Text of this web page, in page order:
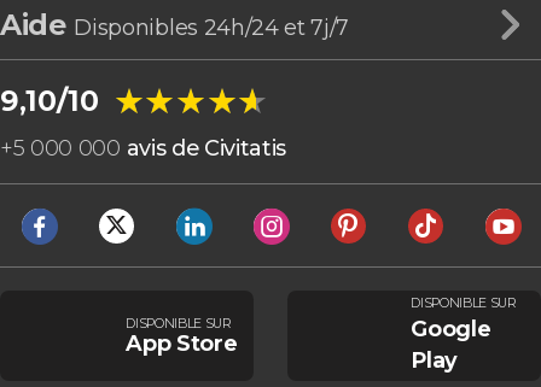
Aide Disponibles 24h/24 et 7j/7
9,10/10 ★★★★★
★★★★★
+5 000 000 avis de Civitatis
DISPONIBLE SUR
App Store
DISPONIBLE SUR
Google
Play